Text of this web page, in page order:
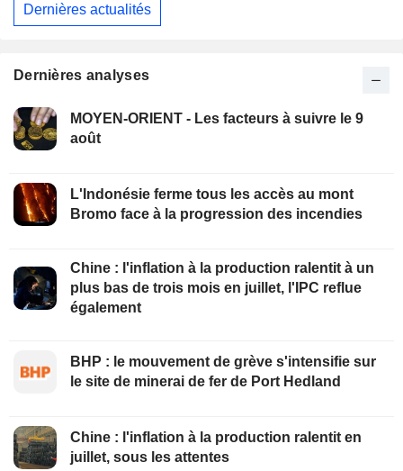
Dernières actualités
Dernières analyses
MOYEN-ORIENT - Les facteurs à suivre le 9
août
L'Indonésie ferme tous les accès au mont
Bromo face à la progression des incendies
Chine : l'inflation à la production ralentit à un
plus bas de trois mois en juillet, l'IPC reflue
également
BHP : le mouvement de grève s'intensifie sur
le site de minerai de fer de Port Hedland
Chine : l'inflation à la production ralentit en
juillet, sous les attentes